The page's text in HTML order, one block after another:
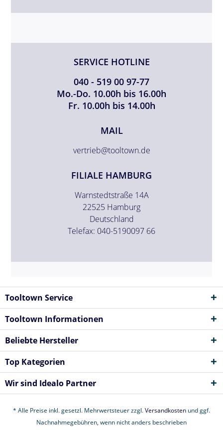
SERVICE HOTLINE
040 - 519 00 97-77
Mo.-Do. 10.00h bis 16.00h
Fr. 10.00h bis 14.00h
MAIL
vertrieb@tooltown.de
FILIALE HAMBURG
Warnstedtstraße 14A
22525 Hamburg
Deutschland
Telefax: 040-5190097 66
Tooltown Service
Tooltown Informationen
Beliebte Hersteller
Top Kategorien
Wir sind Idealo Partner
* Alle Preise inkl. gesetzl. Mehrwertsteuer zzgl.Versandkosten und ggf.
Nachnahmegebühren, wenn nicht anders beschrieben